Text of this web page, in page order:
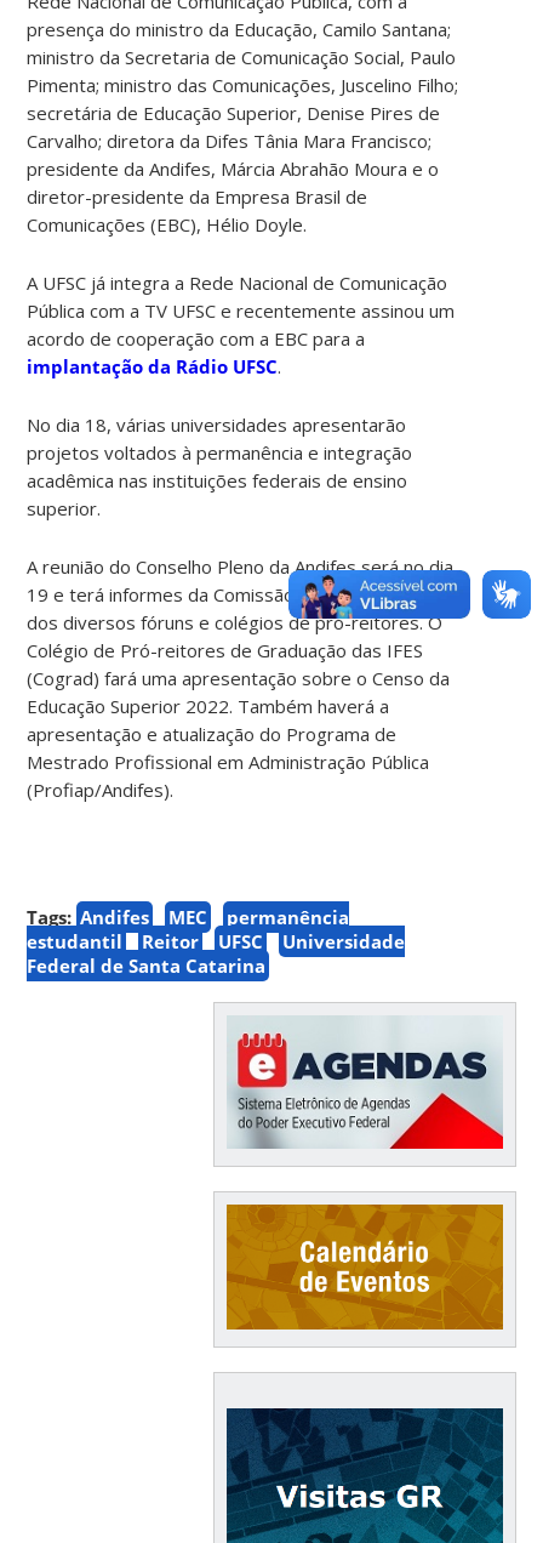
presença do ministro da Educação, Camilo Santana;
ministro da Secretaria de Comunicação Social, Paulo
Pimenta; ministro das Comunicações, Juscelino Filho;
secretária de Educação Superior, Denise Pires de
Carvalho; diretora da Difes Tânia Mara Francisco;
presidente da Andifes, Márcia Abrahão Moura e o
diretor-presidente da Empresa Brasil de
Comunicações (EBC), Hélio Doyle.
A UFSC já integra a Rede Nacional de Comunicação
Pública com a TV UFSC e recentemente assinou um
acordo de cooperação com a EBC para a
implantação da Rádio UFSC.
No dia 18, várias universidades apresentarão
projetos voltados à permanência e integração
acadêmica nas instituições federais de ensino
superior.
A reunião do Conselho Pleno da Andifes será no dia
19 e terá informes da Comissão de Financiamento e
dos diversos fóruns e colégios de pró-reitores. O
Colégio de Pró-reitores de Graduação das IFES
(Cograd) fará uma apresentação sobre o Censo da
Educação Superior 2022. Também haverá a
apresentação e atualização do Programa de
Mestrado Profissional em Administração Pública
(Profiap/Andifes).
Tags: Andifes MEC
permanência
estudantil
Reitor UFSC
Universidade
Federal de Santa Catarina